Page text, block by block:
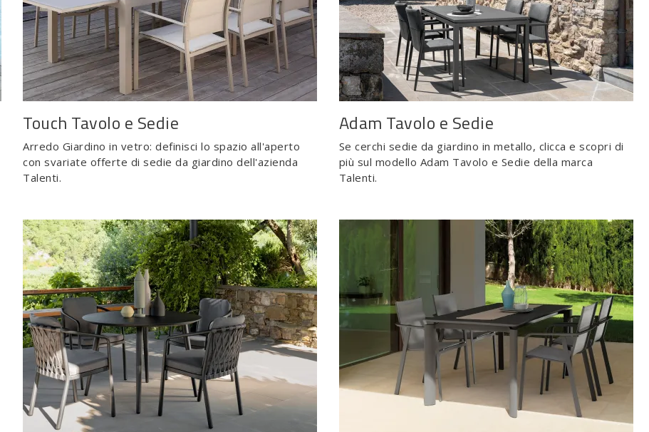
Touch Tavolo e Sedie
Arredo Giardino in vetro: definisci lo spazio all'aperto
con svariate offerte di sedie da giardino dell'azienda
Talenti.
Adam Tavolo e Sedie
Se cerchi sedie da giardino in metallo, clicca e scopri di
più sul modello Adam Tavolo e Sedie della marca
Talenti.